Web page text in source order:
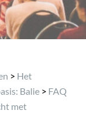
> Het
Balie > FAQ
met